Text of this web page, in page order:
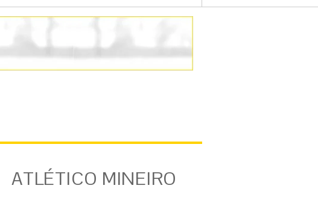
ATLÉTICO MINEIRO